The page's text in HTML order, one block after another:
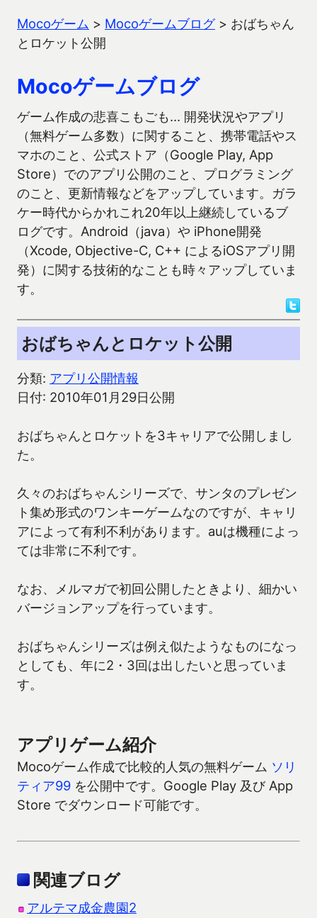
Mocoゲーム > Mocoゲームブログ> おばちゃん
とロケット公開
Mocoゲームブログ
ゲーム作成の悲喜こもごも… 開発状況やアプリ
（無料ゲーム多数）に関すること、携帯電話やス
マホのこと、公式ストア（Google Play, App
Store）でのアプリ公開のこと、プログラミング
のこと、更新情報などをアップしています。ガラ
ケー時代からかれこれ20年以上継続しているブ
ログです。Android（java）や iPhone開発
（Xcode, Objective-C, C++ によるiOSアプリ開
発）に関する技術的なことも時々アップしていま
す。
おばちゃんとロケット公開
分類: アプリ公開情報
日付: 2010年01月29日公開
おばちゃんとロケットを3キャリアで公開しまし
た。
久々のおばちゃんシリーズで、サンタのプレゼン
ト集め形式のワンキーゲームなのですが、キャリ
アによって有利不利があります。auは機種によっ
ては非常に不利です。
なお、メルマガで初回公開したときより、細かい
バージョンアップを行っています。
おばちゃんシリーズは例え似たようなものになっ
としても、年に2・3回は出したいと思っていま
す。
アプリゲーム紹介
Mocoゲーム作成で比較的人気の無料ゲーム ソリ
ティア99 を公開中です。Google Play 及び App
Store でダウンロード可能です。
関連ブログ
アルテマ成金農園2